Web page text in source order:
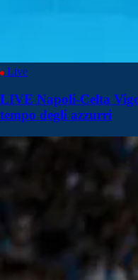
Live
LIVE Napoli-Celta
tempo degli azzurri